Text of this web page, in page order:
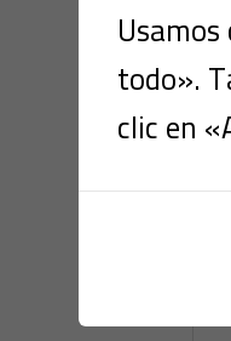
todo».
clic en